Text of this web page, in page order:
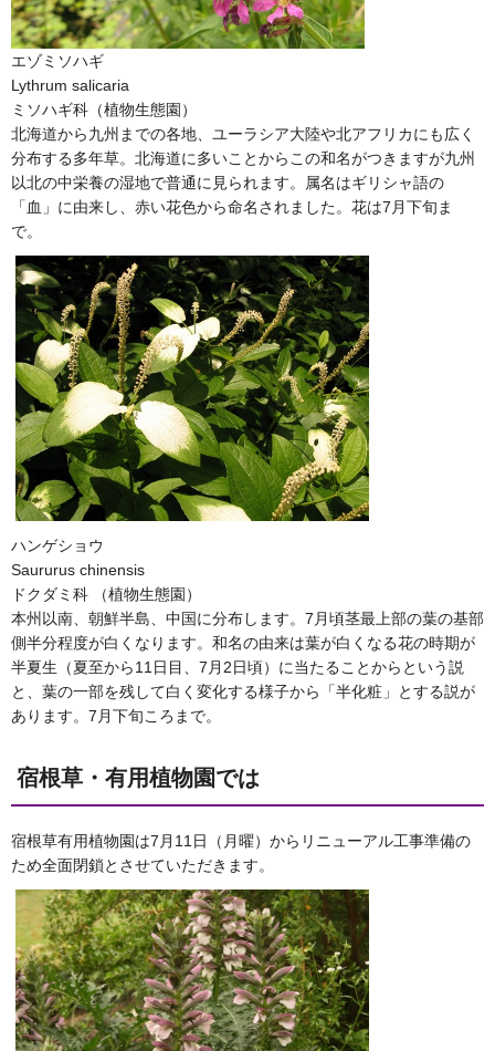
エゾミソハギ
Lythrum salicaria
ミソハギ科（植物生態園）
北海道から九州までの各地、ユーラシア大陸や北アフリカにも広く
分布する多年草。北海道に多いことからこの和名がつきますが九州
以北の中栄養の湿地で普通に見られます。属名はギリシャ語の
「血」に由来し、赤い花色から命名されました。花は7月下旬ま
で。
ハンゲショウ
Saururus chinensis
ドクダミ科 （植物生態園）
本州以南、朝鮮半島、中国に分布します。7月頃茎最上部の葉の基部
側半分程度が白くなります。和名の由来は葉が白くなる花の時期が
半夏生（夏至から11日目、7月2日頃）に当たることからという説
と、葉の一部を残して白く変化する様子から「半化粧」とする説が
あります。7月下旬ころまで。
宿根草・有用植物園では
宿根草有用植物園は7月11日（月曜）からリニューアル工事準備の
ため全面閉鎖とさせていただきます。